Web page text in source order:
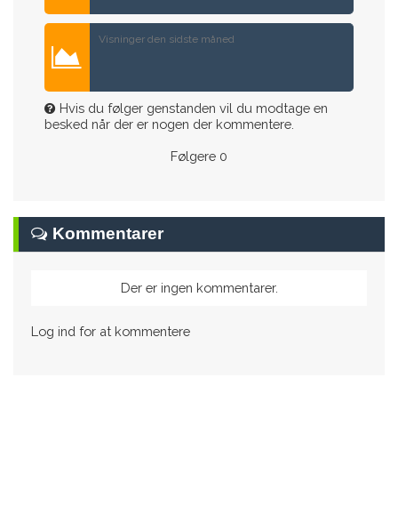
Visninger den sidste måned
Hvis du følger genstanden vil du modtage en
besked når der er nogen der kommentere.
Følgere 0
Kommentarer
Der er ingen kommentarer.
Log ind for at kommentere